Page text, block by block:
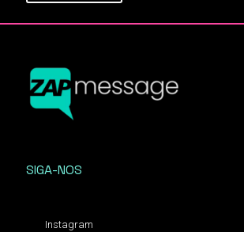
SIGA-NOS
Instagram